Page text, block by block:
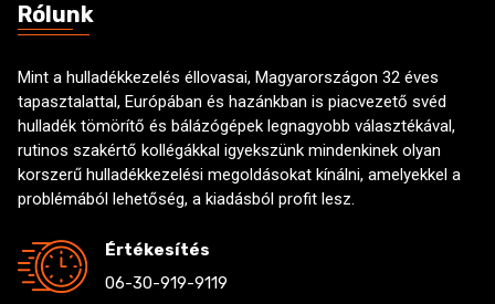
Rólunk
Mint a hulladékkezelés éllovasai, Magyarországon 32 éves
tapasztalattal, Európában és hazánkban is piacvezető svéd
hulladék tömörítő és bálázógépek legnagyobb választékával,
rutinos szakértő kollégákkal igyekszünk mindenkinek olyan
korszerű hulladékkezelési megoldásokat kínálni, amelyekkel a
problémából lehetőség, a kiadásból profit lesz.
Értékesítés
06-30-919-9119